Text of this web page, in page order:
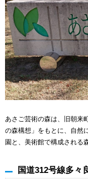
あさご芸術の森は、旧朝来
の森構想」をもとに、自然
園と、美術館で構成される
国道312号線多々